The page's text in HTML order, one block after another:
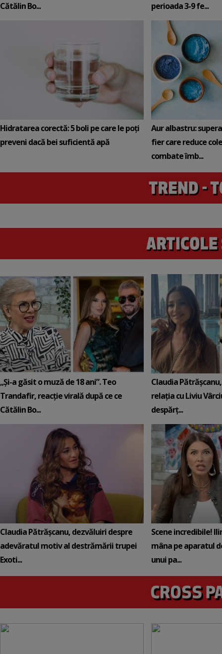
Cătălin Bo...
perioada 3-9 fe...
Hidratarea corectă: 5 boli pe care le poți
preveni dacă bei suficientă apă
Aur albastru:
fier care reduce
combate îmb...
„Și-a găsit o muză de 18 ani”. Teo
Trandafir, reacție virală după ce ce
Cătălin Bo...
Claudia
relația cu Liviu
despărț...
Claudia Pătrășcanu, dezvăluiri despre
adevăratul motiv al destrămării trupei
Exoti...
Scene incredibile!
mâna pe aparatul
unui pa...